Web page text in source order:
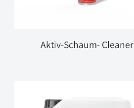
Aktiv-Schaum- Cleaner